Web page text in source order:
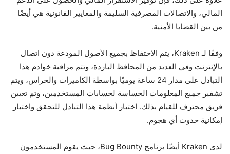
المالي، والاتصالات المصرفية السليمة والمعايير القانونية هي أيضًا
من بين القضايا الأمنية.
وفقًا لـ Kraken، يتم الاحتفاظ بجميع الأصول المودعة دون اتصال
بالإنترنت وفي العديد من المحافظ الباردة، وتتم مراقبة خوادم هذا
التبادل على مدار 24 ساعة يوميًا بواسطة الكاميرات والحراس، ويتم
تشفير جميع المعلومات الحساسة لحسابات المستخدمين، وتم تعيين
فريق محترف للقيام بذلك. اختبار أنظمة هذا التبادل للتحقق واختبار
إمكانية حدوث أي هجوم.
لدى Kraken أيضًا برنامج Bug Bounty، حيث يقوم المستخدمون